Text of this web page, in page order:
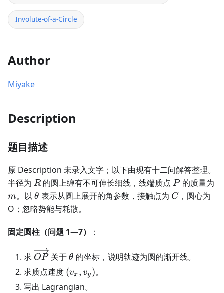
Involute-of-a-Circle
Author
Miyake
Description
题目描述
原 Description 未录入文字；以下由现有十二问解答整理。
半径为 R
R的圆上缠有不可伸长细线，线端质点P
P的质量为
m
m。以 \theta
θ 表示从圆上展开的角参数，接触点为 C
C，圆心为
O；忽略势能与耗散。
固定圆柱（问题 1—7） ：
求\overrightarrow{OP}
OP 关于 \theta
θ 的坐标，说明轨迹为圆的渐开线。
求质点速度 (v_x,v_y)
(vx , vy )。
写出 Lagrangian。